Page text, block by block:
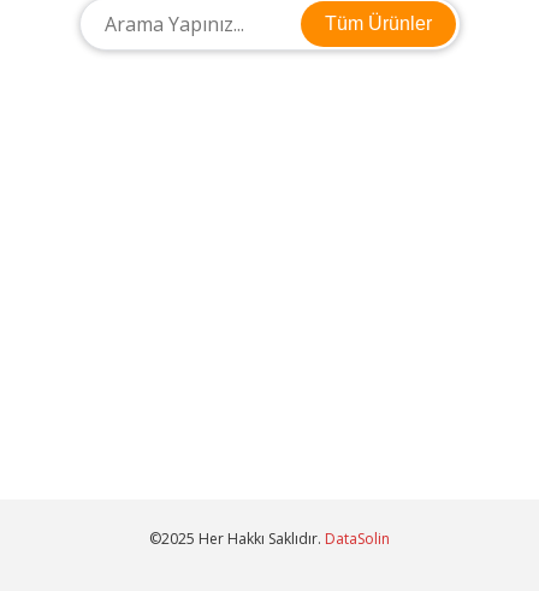
Tüm Ürünler
©2025 Her Hakkı Saklıdır. DataSolin